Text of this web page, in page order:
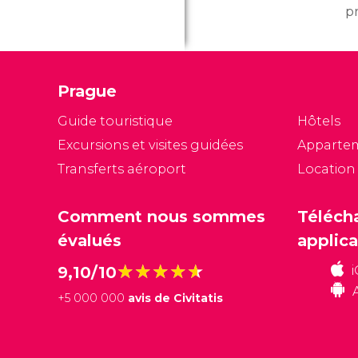
Prague
Guide touristique
Excursions et visites guidées
Transferts aéroport
Hôtels
Comment nous sommes
évalués
9,10/10★★★★★
★★★★★
+5 000 000 avis de Civitatis